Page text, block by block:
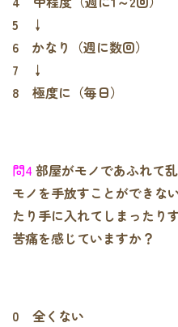
5 ↓
6 かなり（週に数回）
7 ↓
8 極度に（毎日）
問4 部屋がモノであふれて
モノを手放すことができな
たり手に入れてしまったり
苦痛を感じていますか？
0 全くない